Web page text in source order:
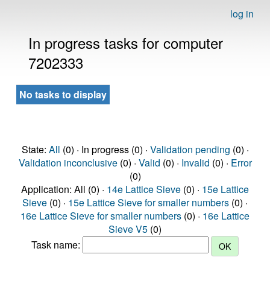
log in
In progress tasks for computer
7202333
No tasks to display
State: All (0) · In progress (0) · Validation pending (0) ·
Validation inconclusive(0) · Valid (0) · Invalid (0) · Error
(0)
Application: All (0) · 14e Lattice Sieve (0) · 15e Lattice
Sieve (0) · 15e Lattice Sieve for smaller numbers (0) ·
16e Lattice Sieve for smaller numbers (0) · 16e Lattice
Sieve V5 (0)
Task name: